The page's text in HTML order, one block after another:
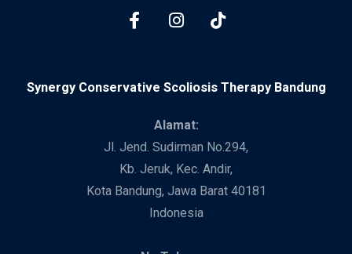
Synergy Conservative Scoliosis Therapy Bandung
Alamat:
Jl. Jend. Sudirman No.294,
Kb. Jeruk, Kec. Andir,
Kota Bandung, Jawa Barat 40181
Indonesia